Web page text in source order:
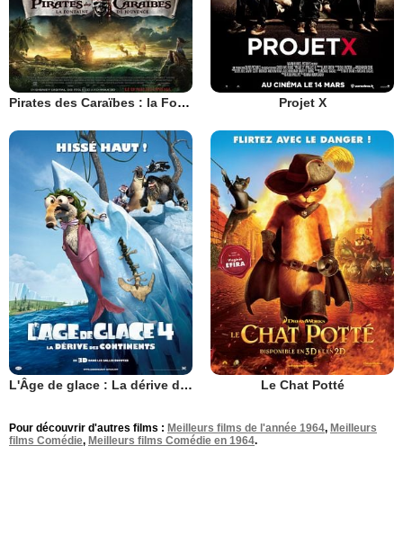
Pirates des Caraïbes : la Fontaine de Jouvence Projet X
L'Âge de glace : La dérive des continents Le Chat Potté
Pour découvrir d'autres films : Meilleurs films de l'année 1964, Meilleurs
films Comédie, Meilleurs films Comédie en 1964.